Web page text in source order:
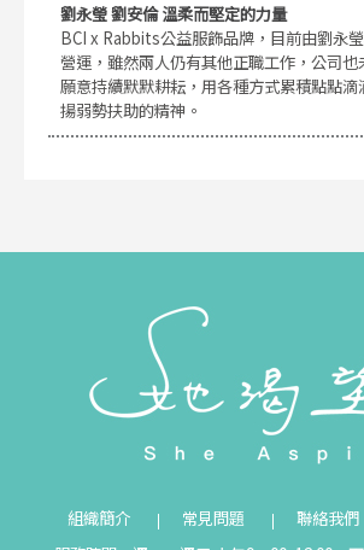
劉永瑩 劉安倫 溫柔而堅定的力量
BCI x Rabbits公益服飾品牌，目前由劉永
營運，雖然兩人仍有其他正職工作，公司也
願意持續默默耕耘，用各種方式累積點點滴
揚弱勢扶助的精神。
組織簡介 常見問題 聯絡我們